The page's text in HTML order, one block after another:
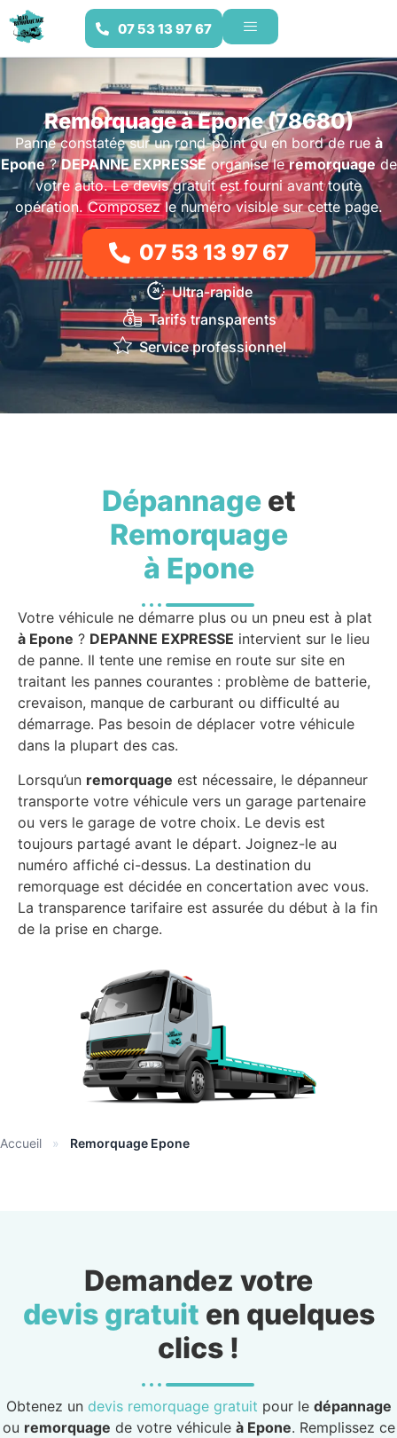
07 53 13 97 67
Remorquage à Epone (78680)
Panne constatée sur un rond-point ou en bord de rue à
Epone?DEPANNE EXPRESSEorganise leremorquagede
votre auto. Le devis gratuit est fourni avant toute
opération. Composez le numéro visible sur cette page.
07 53 13 97 67
Ultra-rapide
Tarifs transparents
Service professionnel
Dépannageet
Remorquage
à Epone
Votre véhicule ne démarre plus ou un pneu est à plat
à Epone ? DEPANNE EXPRESSE intervient sur le lieu
de panne. Il tente une remise en route sur site en
traitant les pannes courantes : problème de batterie,
crevaison, manque de carburant ou difficulté au
démarrage. Pas besoin de déplacer votre véhicule
dans la plupart des cas.
Lorsqu’un remorquage est nécessaire, le dépanneur
transporte votre véhicule vers un garage partenaire
ou vers le garage de votre choix. Le devis est
toujours partagé avant le départ. Joignez-le au
numéro affiché ci-dessus. La destination du
remorquage est décidée en concertation avec vous.
La transparence tarifaire est assurée du début à la fin
de la prise en charge.
Accueil » Remorquage Epone
Demandez votre
devis gratuit en quelques
clics !
Obtenez un devis remorquage gratuit pour le dépannage
ou remorquage de votre véhicule à Epone. Remplissez ce